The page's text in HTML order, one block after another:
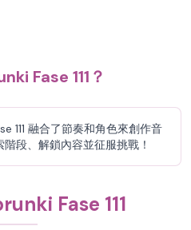
Fase 111？
111 融合了節奏和角色來創作音
段、解鎖內容並征服挑戰！
Fase 111